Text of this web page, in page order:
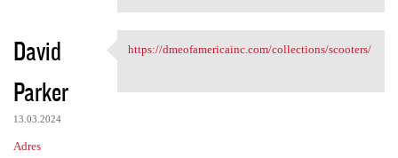
David
Parker
13.03.2024
Adres
https://dmeofamericainc.com
https://dmeofamericainc.com/collections/scooters/